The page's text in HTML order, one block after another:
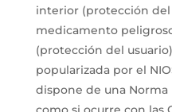
interior (protección
medicamento
(protección del
popularizada por el
dispone de una